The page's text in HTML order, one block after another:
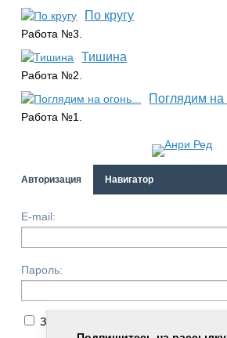
По кругу
Работа №3.
Тишина
Работа №2.
Поглядим на
Работа №1.
Авторизация Навигатор
E-mail:
Пароль:
Запомнить меня